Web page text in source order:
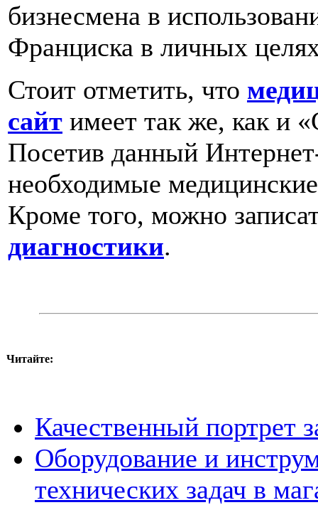
бизнесмена в
Франциска в личных
Стоит отметить, что
сайт имеет так же, как и
Посетив данный
необходимые
Кроме того, можно
диагностики.
Читайте:
Качественный портрет
Оборудование и
технических задач в